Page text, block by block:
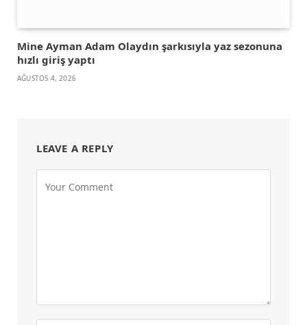
Mine Ayman Adam Olaydın şarkısıyla yaz sezonuna
hızlı giriş yaptı
AĞUSTOS 4, 2026
LEAVE A REPLY